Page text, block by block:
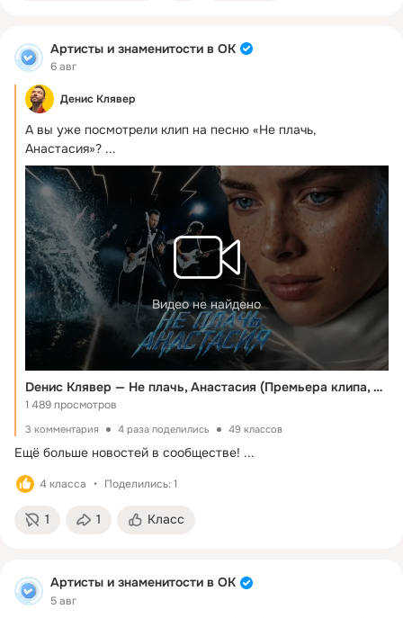
Артисты и знаменитости в ОК
6 авг
Денис Клявер
А вы уже посмотрели клип на песню «Не плачь,
Анастасия»? ...
Видео не найдено
Dенис Клявер — Не плачь, Анастасия (Премьера клипа, 2026)
1 489 просмотров
3 комментария 4 раза поделились 49 классов
Ещё больше новостей в сообществе! ...
4 класса Поделились: 1
1 1 Класс
Артисты и знаменитости в ОК
5 авг